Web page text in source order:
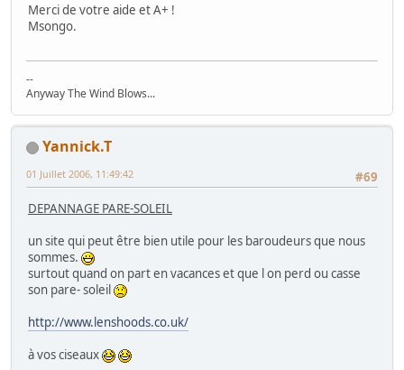
Merci de votre aide et A+ !
Msongo.
--
Anyway The Wind Blows...
Yannick.T
#69
01 Juillet 2006, 11:49:42
DEPANNAGE PARE-SOLEIL
un site qui peut être bien utile pour les baroudeurs que nous
sommes.
surtout quand on part en vacances et que l on perd ou casse
son pare- soleil
http://www.lenshoods.co.uk/
à vos ciseaux